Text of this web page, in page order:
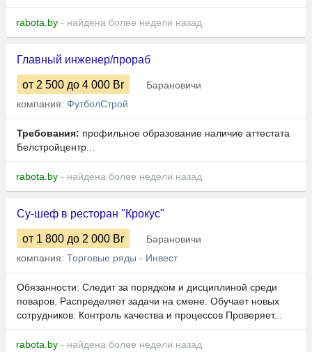
rabota.by - найдена более недели назад
Главный инженер/прораб
от 2 500 до 4 000 Br
Барановичи
компания: ФутболСтрой
Требования: профильное образование наличие аттестата
Белстройцентр...
rabota.by - найдена более недели назад
Су-шеф в ресторан "Крокус"
от 1 800 до 2 000 Br
Барановичи
компания: Торговые ряды - Инвест
Обязанности: Следит за порядком и дисциплиной среди
поваров. Распределяет задачи на смене. Обучает новых
сотрудников. Контроль качества и процессов Проверяет...
rabota.by - найдена более недели назад